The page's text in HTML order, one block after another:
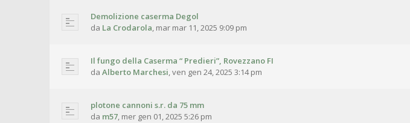
Demolizione caserma Degol
da La Crodarola, mar mar 11, 2025 9:09 pm
Il fungo della Caserma “ Predieri”, Rovezzano FI
da Alberto Marchesi,ven gen 24, 2025 3:14 pm
plotone cannoni s.r. da 75 mm
da m57, mer gen 01, 2025 5:26 pm